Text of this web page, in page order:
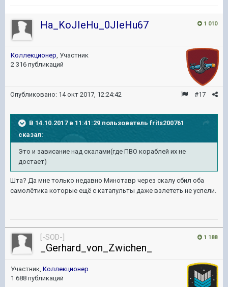
1 010
Ha_KoJIeHu_0JIeHu67
Коллекционер , Участник
2 316 публикаций
#17
Опубликовано: 14 окт 2017, 12:24:42
В 14.10.2017 в 11:41:29 пользователь frits200761
сказал:
Это и зависание над скалами(где ПВО кораблей их не
достает)
Шта? Да мне только недавно Минотавр через скалу сбил оба
самолётика которые ещё с катапульты даже взлететь не успели.
1 188
[-SOD-]
_Gerhard_von_Zwichen_
Участник, Коллекционер
1 688 публикаций